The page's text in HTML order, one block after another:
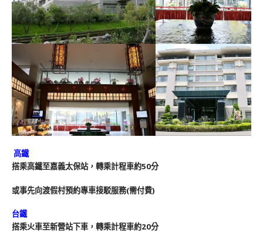
高鐵
搭乘高鐵至嘉義太保站，轉乘計程車約50分
或事先向渡假村預約專車接駁服務(需付費)
台鐵
搭乘火車至新營站下車，轉乘計程車約20分